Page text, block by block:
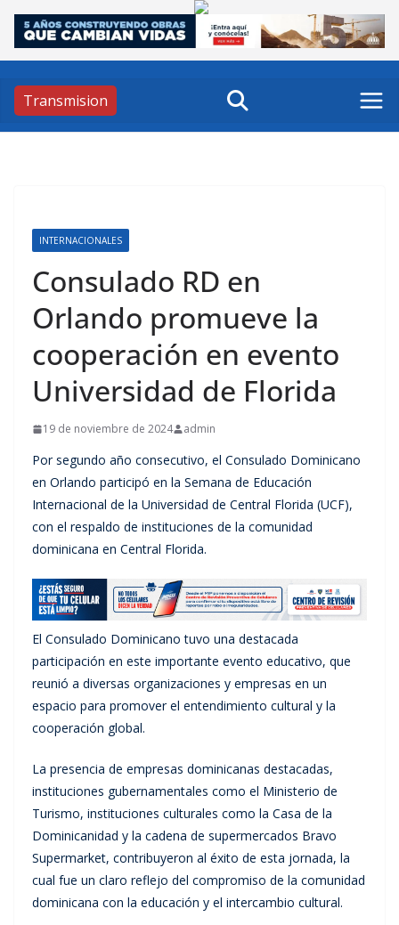
Skip
content
Transmision
INTERNACIONALES
Consulado RD en
Orlando promueve la
cooperación en evento
Universidad de Florida
19 de noviembre de 2024 admin
Por segundo año consecutivo, el Consulado Dominicano
en Orlando participó en la Semana de Educación
Internacional de la Universidad de Central Florida (UCF),
con el respaldo de instituciones de la comunidad
dominicana en Central Florida.
El Consulado Dominicano tuvo una destacada
participación en este importante evento educativo, que
reunió a diversas organizaciones y empresas en un
espacio para promover el entendimiento cultural y la
cooperación global.
La presencia de empresas dominicanas destacadas,
instituciones gubernamentales como el Ministerio de
Turismo, instituciones culturales como la Casa de la
Dominicanidad y la cadena de supermercados Bravo
Supermarket, contribuyeron al éxito de esta jornada, la
cual fue un claro reflejo del compromiso de la comunidad
dominicana con la educación y el intercambio cultural.